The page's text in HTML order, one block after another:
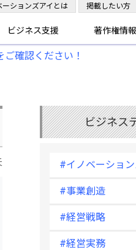
ビジネス支援 著作権情
ーションズアイとは 掲載したい方
確認ください！
ビジネス
#イノベーショ
#事業創造
#経営戦略
#経営実務